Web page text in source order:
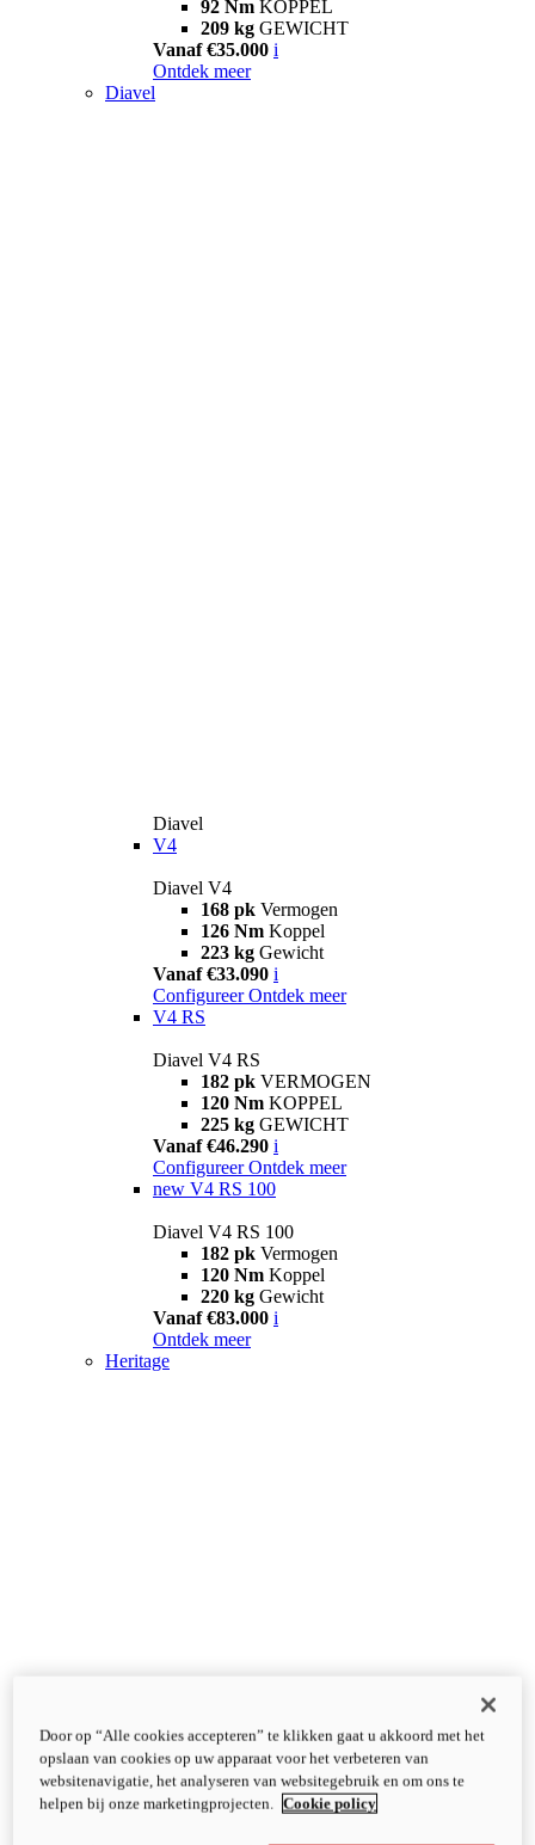
92 Nm KOPPEL
209 kg GEWICHT
Vanaf €35.000 i
Ontdek meer
Diavel
Diavel
V4
Diavel V4
168 pk Vermogen
126 Nm Koppel
223 kg Gewicht
Vanaf €33.090 i
Configureer Ontdek meer
V4 RS
Diavel V4 RS
182 pk VERMOGEN
120 Nm KOPPEL
225 kg GEWICHT
Vanaf €46.290 i
Configureer Ontdek meer
new V4 RS 100
Diavel V4 RS 100
182 pk Vermogen
120 Nm Koppel
220 kg Gewicht
Vanaf €83.000 i
Ontdek meer
Heritage
Door op “Alle cookies accepteren” te klikken gaat u akkoord met het
opslaan van cookies op uw apparaat voor het verbeteren van
websitenavigatie, het analyseren van websitegebruik en om ons te
helpen bij onze marketingprojecten.
Cookie policy